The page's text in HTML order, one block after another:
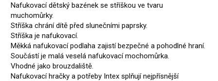
Nafukovací dětský bazének se stříškou ve tvaru
muchomůrky.
Stříška chrání dítě před slunečními paprsky.
Stříška je nafukovací.
Měkká nafukovací podlaha zajistí bezpečné a pohodlné hraní.
Součástí je malá veselá nafukovací mochomůrka.
Vhodné jako brouzdaliště.
Nafukovací hračky a potřeby Intex splňují nejpřísnější